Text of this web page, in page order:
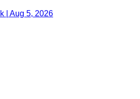
| Aug 5, 2026